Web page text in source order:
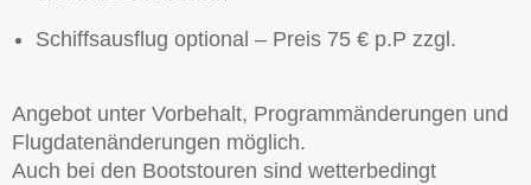
Schiffsausflug optional – Preis 75 € p.P zzgl.
Angebot unter Vorbehalt, Programmänderungen und
Flugdatenänderungen möglich.
Auch bei den Bootstouren sind wetterbedingt